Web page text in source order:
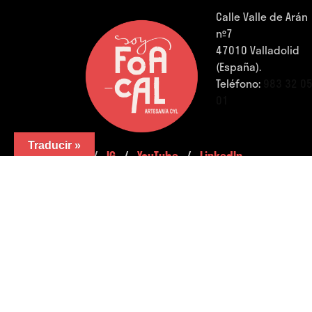
Calle Valle de Arán
nº7
47010 Valladolid
(España).
Teléfono:
FB./IG./YouTube./LinkedIn.
Traducir »